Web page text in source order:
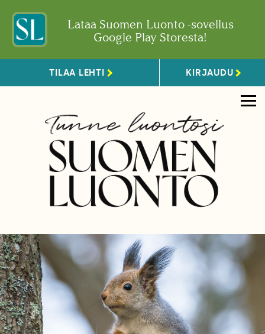
Lataa Suomen Luonto -sovellus
Google Play Storesta!
TILAA LEHTI KIRJAUDU